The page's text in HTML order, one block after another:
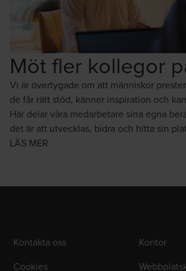
Möt fler kollegor
Vi är övertygade om att människor
de får rätt stöd, känner inspiration och
Här delar våra medarbetare sina egna
det är att utvecklas, bidra och hitta sin
LÄS MER
Kontakta oss
Kontor
Cookies